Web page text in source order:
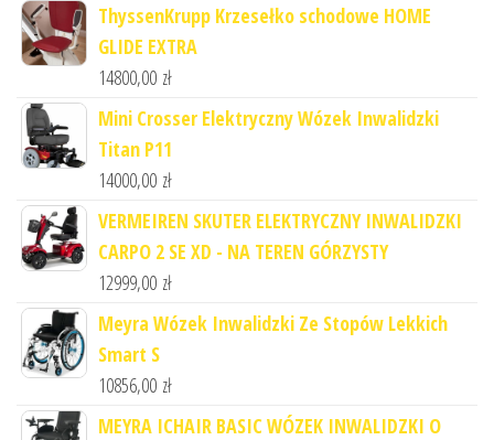
ThyssenKrupp Krzesełko schodowe HOME
GLIDE EXTRA
14800,00 zł
Mini Crosser Elektryczny Wózek Inwalidzki
Titan P11
14000,00 zł
VERMEIREN SKUTER ELEKTRYCZNY INWALIDZKI
CARPO 2 SE XD - NA TEREN GÓRZYSTY
12999,00 zł
Meyra Wózek Inwalidzki Ze Stopów Lekkich
Smart S
10856,00 zł
MEYRA ICHAIR BASIC WÓZEK INWALIDZKI O